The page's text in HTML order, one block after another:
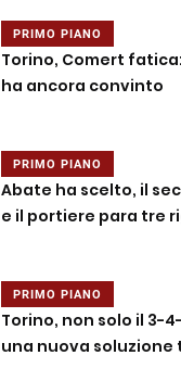
PRIMO PIANO
Torino, Comert
ha ancora convinto
PRIMO PIANO
Abate ha scelto, il
e il portiere para tre
PRIMO PIANO
Torino, non solo il 3-
una nuova